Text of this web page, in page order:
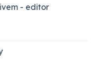
- editor